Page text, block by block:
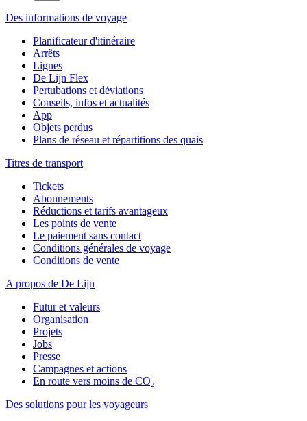
Des informations de voyage
Planificateur d'itinéraire
Arrêts
Lignes
De Lijn Flex
Pertubations et déviations
Conseils, infos et actualités
App
Objets perdus
Plans de réseau et répartitions des quais
Titres de transport
Tickets
Abonnements
Réductions et tarifs avantageux
Les points de vente
Le paiement sans contact
Conditions générales de voyage
Conditions de vente
A propos de De Lijn
Futur et valeurs
Organisation
Projets
Jobs
Presse
Campagnes et actions
En route vers moins de CO₂
Des solutions pour les voyageurs